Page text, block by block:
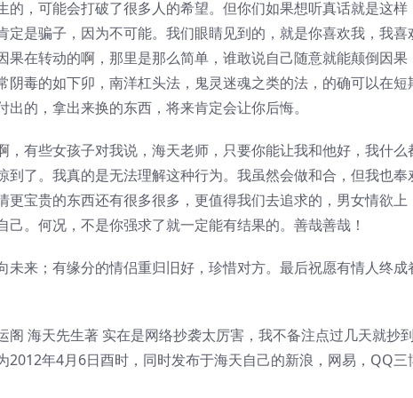
，可能会打破了很多人的希望。但你们如果想听真话就是这样
是骗子，因为不可能。我们眼睛见到的，就是你喜欢我，我喜
在转动的啊，那里是那么简单，谁敢说自己随意就能颠倒因果
毒的如下卯，南洋杠头法，鬼灵迷魂之类的法，的确可以在短
的，拿出来换的东西，将来肯定会让你后悔。
，有些女孩子对我说，海天老师，只要你能让我和他好，我什么
到了。我真的是无法理解这种行为。我虽然会做和合，但我也奉
宝贵的东西还有很多很多，更值得我们去追求的，男女情欲上
。何况，不是你强求了就一定能有结果的。善哉善哉！
来；有缘分的情侣重归旧好，珍惜对方。最后祝愿有情人终成
海天先生著 实在是网络抄袭太厉害，我不备注点过几天就抄
2012年4月6日酉时，同时发布于海天自己的新浪，网易，QQ三